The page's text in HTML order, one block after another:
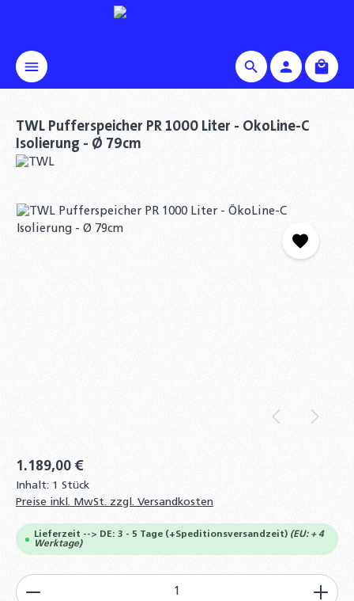
TWL Pufferspeicher PR 1000 Liter - ÖkoLine-C
Isolierung - Ø 79cm
Bildergalerie überspringen
1.189,00 €
Inhalt: 1 Stück
Preise inkl. MwSt. zzgl. Versandkosten
Lieferzeit --> DE: 3 - 5 Tage (+Speditionsversandzeit) (EU: + 4
Werktage)
Produkt Anzahl: Gib den gewünschten Wert ein